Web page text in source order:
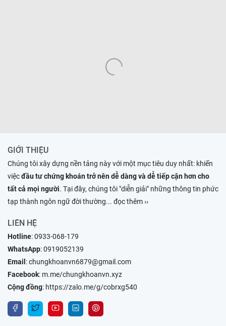
GIỚI THIỆU
Chúng tôi xây dựng nền tảng này với một mục tiêu duy nhất: khiến
việcđầu tư chứng khoán trở nên dễ dàng và dễ tiếp cận hơn cho
tất cả mọi người. Tại đây, chúng tôi "diễn giải" những thông tin phức
tạp thành ngôn ngữ đời thường... đọc thêm ››
LIÊN HỆ
Hotline:0933-068-179
WhatsApp:0919052139
Email :chungkhoanvn6879@gmail.com
Facebook: m.me/chungkhoanvn.xyz
Cộng đồng: https://zalo.me/g/cobrxg540